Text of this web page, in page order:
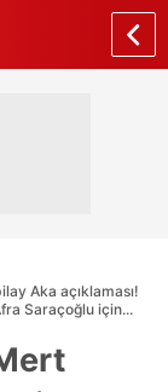
Aka açıklaması!
Saraçoğlu için...